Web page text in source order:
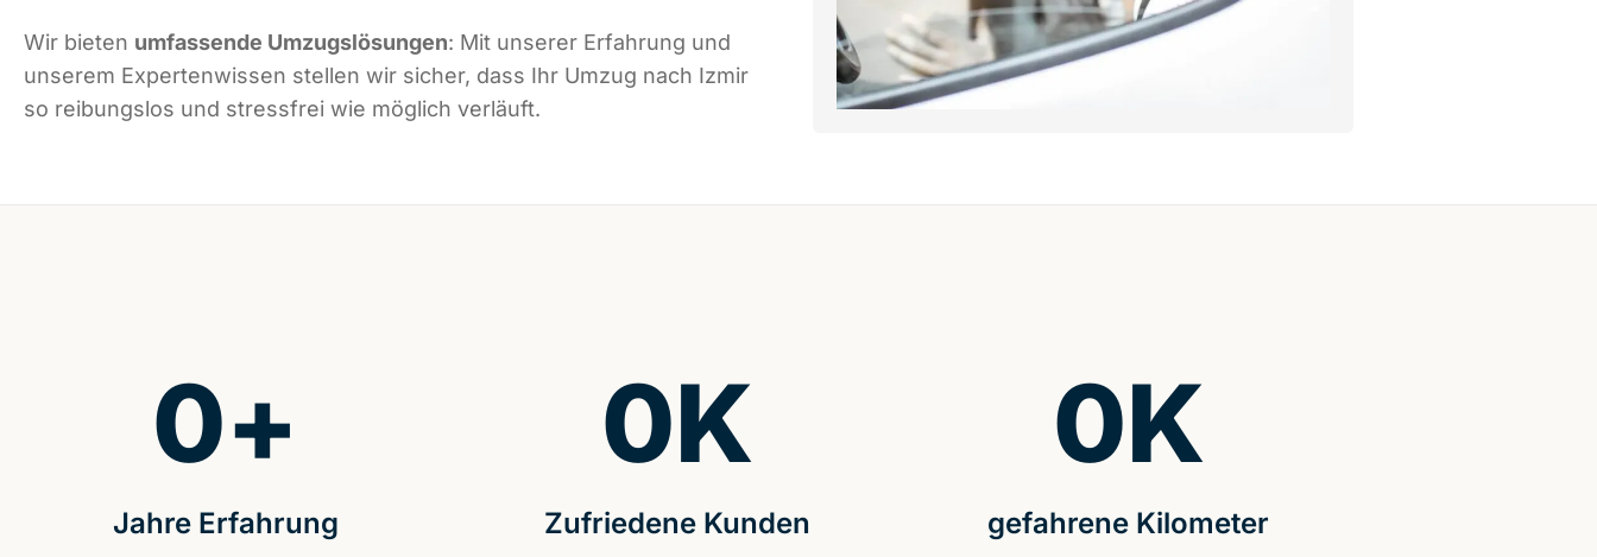
Wir bieten umfassende Umzugslösungen: Mit unserer Erfahrung und
unserem Expertenwissen stellen wir sicher, dass Ihr Umzug nach Izmir
so reibungslos und stressfrei wie möglich verläuft.
Jahre Erfahrung
0+
Zufriedene Kunden
0K
gefahrene Kilometer
0K